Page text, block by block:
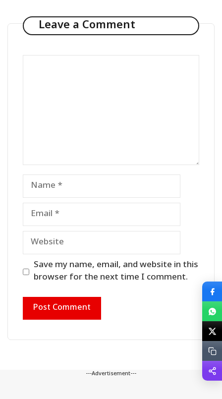
Leave a Comment
Name
Email
Website
Save my name, email, and website in this
browser for the next time I comment.
---Advertisement---